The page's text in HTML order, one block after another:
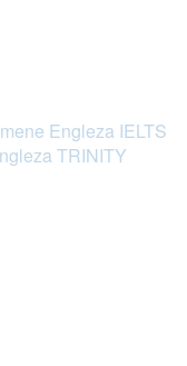
Engleza IELTS
TRINITY